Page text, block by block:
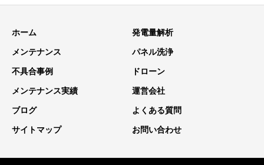
ホーム 発電量解析
メンテナンス パネル洗浄
不具合事例 ドローン
メンテナンス実績 運営会社
ブログ よくある質問
サイトマップ お問い合わせ